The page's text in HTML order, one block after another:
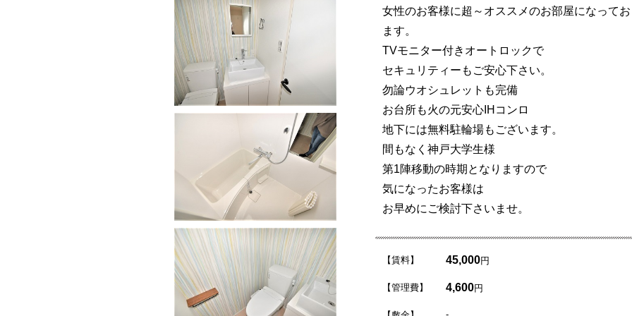
女性のお客様に超～オススメのお部屋になって
ます。
TVモニター付きオートロックで
セキュリティーもご安心下さい。
勿論ウオシュレットも完備
お台所も火の元安心IHコンロ
地下には無料駐輪場もございます。
間もなく神戸大学生様
第1陣移動の時期となりますので
気になったお客様は
お早めにご検討下さいませ。
【賃料】 45,000円
【管理費】 4,600円